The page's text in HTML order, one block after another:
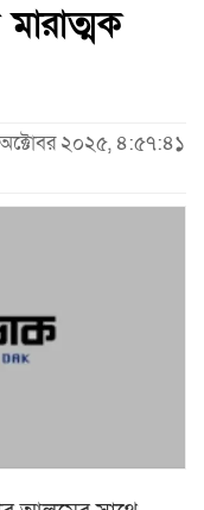
২০২৫, ৪:৫৭:৪১